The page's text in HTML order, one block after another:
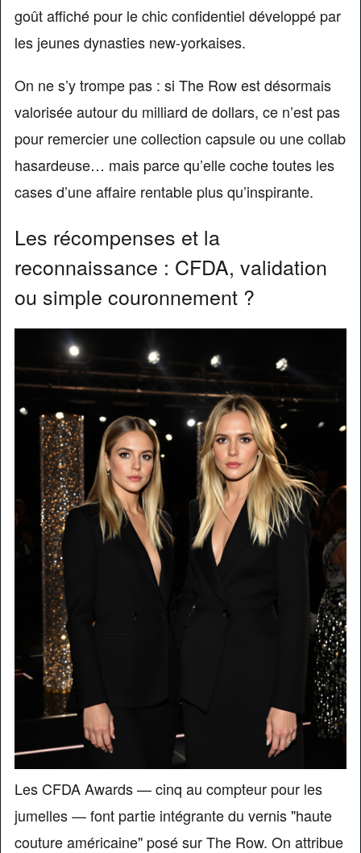
goût affiché pour le chic confidentiel développé par
les jeunes dynasties new-yorkaises.
On ne s’y trompe pas : si The Row est désormais
valorisée autour du milliard de dollars, ce n’est pas
pour remercier une collection capsule ou une collab
hasardeuse… mais parce qu’elle coche toutes les
cases d’une affaire rentable plus qu’inspirante.
Les récompenses et la
reconnaissance : CFDA, validation
ou simple couronnement ?
Les CFDA Awards — cinq au compteur pour les
jumelles — font partie intégrante du vernis "haute
couture américaine" posé sur The Row. On attribue